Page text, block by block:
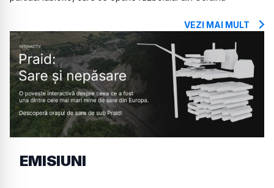
VEZI MAI MULT
EMISIUNI